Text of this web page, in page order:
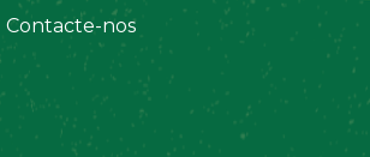
Contacte-nos